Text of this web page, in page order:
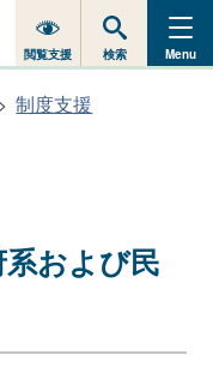
閲覧支援 検索 Menu
制度支援
および民